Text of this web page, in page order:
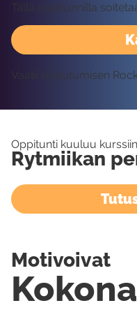
Tällä oppitunnilla
Vaatii kirjautumisen
Oppitunti kuuluu kurssiin
Rytmiikan
Motivoivat